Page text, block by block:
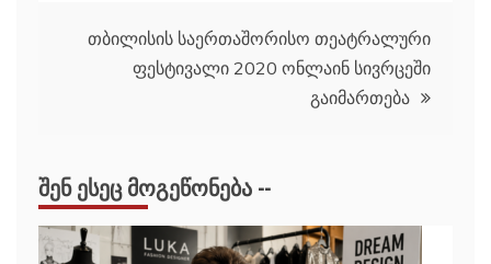
თბილისის საერთაშორისო თეატრალური
ფესტივალი 2020 ონლაინ სივრცეში
გაიმართება
ᲨᲔᲜ ᲔᲡᲔᲪ ᲛᲝᲒᲔᲬᲝᲜᲔᲑᲐ --